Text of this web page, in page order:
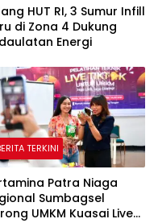
HUT RI, 3 Sumur Infill
di Zona 4 Dukung
Energi
TERKINI
Patra Niaga
Sumbagsel
UMKM Kuasai Live